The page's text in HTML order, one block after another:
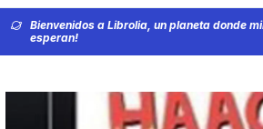
Bienvenidos a Librolia, un planeta donde
esperan!